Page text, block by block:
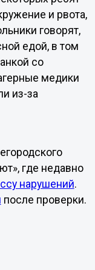
и рвота,
говорят,
едой, в том
со
медики
из-за
где недавно
нарушений.
после проверки.